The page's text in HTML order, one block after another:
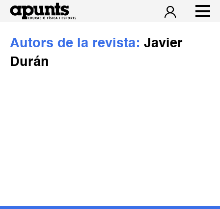
Autors de la revista: Javier
Durán